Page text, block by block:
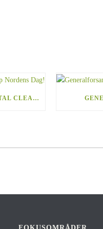
I DAG FEJRER NORDIC COASTAL CLEANUP NORDENS DAG!